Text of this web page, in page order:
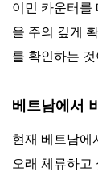
이민 카운터를
을 주의 깊게
를 확인하는
베트남에서
현재 베트남에
오래 체류하고